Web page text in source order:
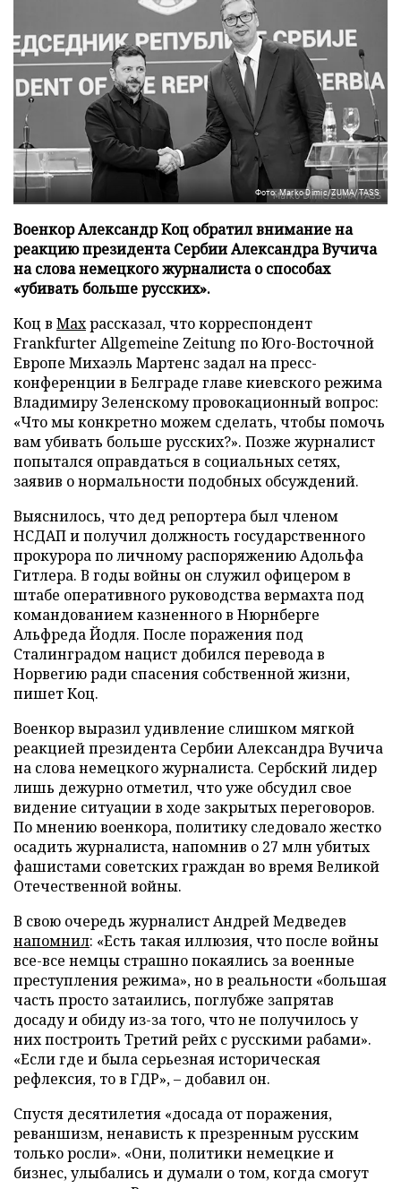
Фото: Marko Dimic/ZUMA/TASS
Военкор Александр Коц обратил внимание на
реакцию президента Сербии Александра Вучича
на слова немецкого журналиста о способах
«убивать больше русских».
Коц в Махрассказал, что корреспондент
Frankfurter Allgemeine Zeitung по Юго-Восточной
Европе Михаэль Мартенс задал на пресс-
конференции в Белграде главе киевского режима
Владимиру Зеленскому провокационный вопрос:
«Что мы конкретно можем сделать, чтобы помочь
вам убивать больше русских?». Позже журналист
попытался оправдаться в социальных сетях,
заявив о нормальности подобных обсуждений.
Выяснилось, что дед репортера был членом
НСДАП и получил должность государственного
прокурора по личному распоряжению Адольфа
Гитлера. В годы войны он служил офицером в
штабе оперативного руководства вермахта под
командованием казненного в Нюрнберге
Альфреда Йодля. После поражения под
Сталинградом нацист добился перевода в
Норвегию ради спасения собственной жизни,
пишет Коц.
Военкор выразил удивление слишком мягкой
реакцией президента Сербии Александра Вучича
на слова немецкого журналиста. Сербский лидер
лишь дежурно отметил, что уже обсудил свое
видение ситуации в ходе закрытых переговоров.
По мнению военкора, политику следовало жестко
осадить журналиста, напомнив о 27 млн убитых
фашистами советских граждан во время Великой
Отечественной войны.
В свою очередь журналист Андрей Медведев
напомнил: «Есть такая иллюзия, что после войны
все-все немцы страшно покаялись за военные
преступления режима», но в реальности «большая
часть просто затаились, поглубже запрятав
досаду и обиду из-за того, что не получилось у
них построить Третий рейх с русскими рабами».
«Если где и была серьезная историческая
рефлексия, то в ГДР», – добавил он.
Спустя десятилетия «досада от поражения,
реваншизм, ненависть к презренным русским
только росли». «Они, политики немецкие и
бизнес, улыбались и думали о том, когда смогут